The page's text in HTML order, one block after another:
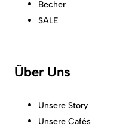
Becher
SALE
Über Uns
Unsere Story
Unsere Cafés